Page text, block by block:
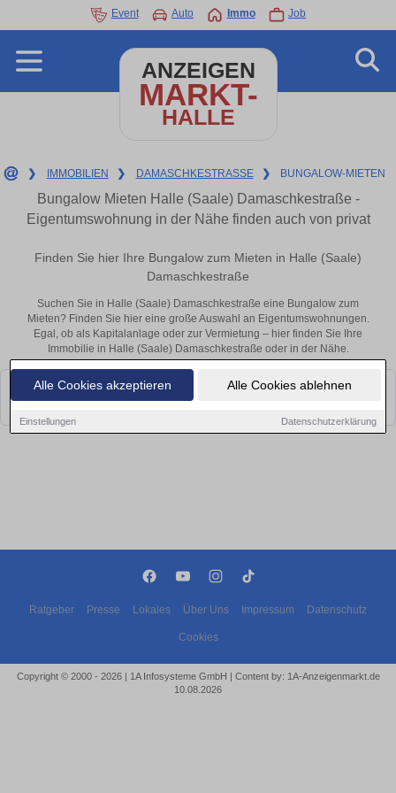
Alle Cookies akzeptieren Alle Cookies ablehnen
Einstellungen Datenschutzerklärung
Event Auto Immo Job
ANZEIGEN
MARKT-
HALLE
❯ IMMOBILIEN ❯ DAMASCHKESTRASSE ❯ BUNGALOW-MIETEN
Bungalow Mieten Halle (Saale) Damaschkestraße -
Eigentumswohnung in der Nähe finden auch von privat
Finden Sie hier Ihre Bungalow zum Mieten in Halle (Saale)
Damaschkestraße
Suchen Sie in Halle (Saale) Damaschkestraße eine Bungalow zum
Mieten? Finden Sie hier eine große Auswahl an Eigentumswohnungen.
Egal, ob als Kapitalanlage oder zur Vermietung – hier finden Sie Ihre
Immobilie in Halle (Saale) Damaschkestraße oder in der Nähe.
Leider konnten wir derzeit keine passenden Objekte finden. Schauen Sie
bald wieder vorbei!
Ratgeber Presse Lokales Über Uns Impressum Datenschutz
Cookies
Copyright © 2000 - 2026 | 1A Infosysteme GmbH | Content by: 1A-Anzeigenmarkt.de
10.08.2026